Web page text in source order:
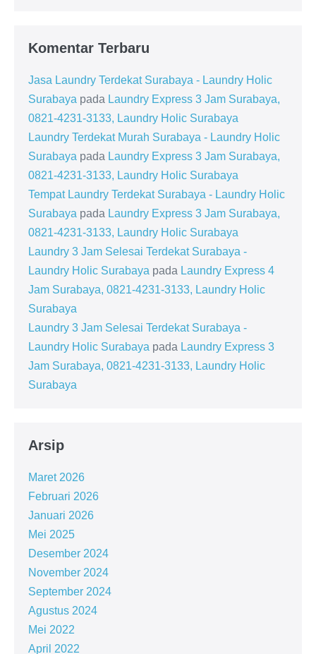
Komentar Terbaru
Jasa Laundry Terdekat Surabaya - Laundry Holic
Surabaya pada Laundry Express 3 Jam Surabaya,
0821-4231-3133, Laundry Holic Surabaya
Laundry Terdekat Murah Surabaya - Laundry Holic
Surabaya pada Laundry Express 3 Jam Surabaya,
0821-4231-3133, Laundry Holic Surabaya
Tempat Laundry Terdekat Surabaya - Laundry Holic
Surabaya pada Laundry Express 3 Jam Surabaya,
0821-4231-3133, Laundry Holic Surabaya
Laundry 3 Jam Selesai Terdekat Surabaya -
Laundry Holic Surabaya pada Laundry Express 4
Jam Surabaya, 0821-4231-3133, Laundry Holic
Surabaya
Laundry 3 Jam Selesai Terdekat Surabaya -
Laundry Holic Surabaya pada Laundry Express 3
Jam Surabaya, 0821-4231-3133, Laundry Holic
Surabaya
Arsip
Maret 2026
Februari 2026
Januari 2026
Mei 2025
Desember 2024
November 2024
September 2024
Agustus 2024
Mei 2022
April 2022